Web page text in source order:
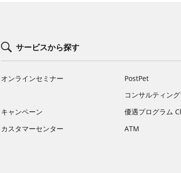
サービスから探す
オンラインセミナー
PostPet
コンサルティン
キャンペーン
優遇プログラム
カスタマーセンター
ATM